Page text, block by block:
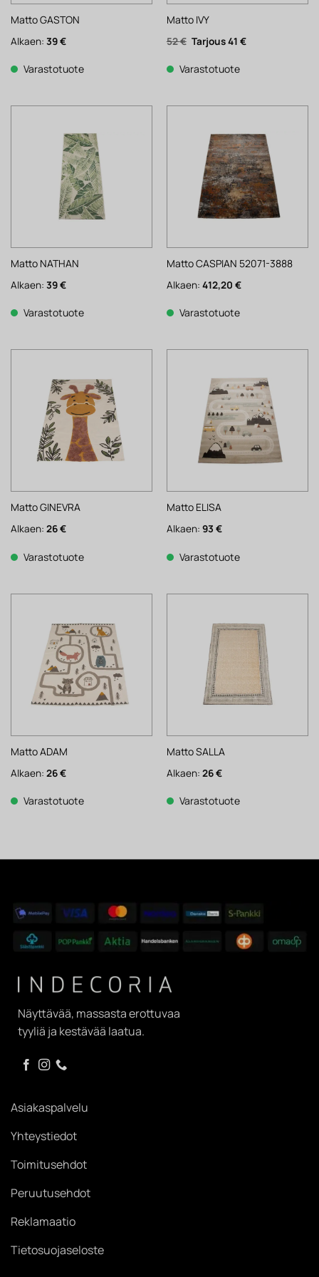
Matto GASTON
Alkaen: 39€
Varastotuote
Matto IVY
52€ Alkuperäinen
hinta
52 €.
41 €Nykyinen
Varastotuote
Matto NATHAN
Alkaen: 39€
Varastotuote
Matto CASPIAN 52071-3888
Alkaen: 412,20 €
Varastotuote
Matto GINEVRA
Alkaen: 26€
Varastotuote
Matto ELISA
Alkaen: 93 €
Varastotuote
Matto ADAM
Alkaen: 26€
Varastotuote
Matto SALLA
Alkaen: 26€
Varastotuote
Näyttävää, massasta erottuvaa
tyyliä ja kestävää laatua.
Asiakaspalvelu
Yhteystiedot
Toimitusehdot
Peruutusehdot
Reklamaatio
Tietosuojaseloste